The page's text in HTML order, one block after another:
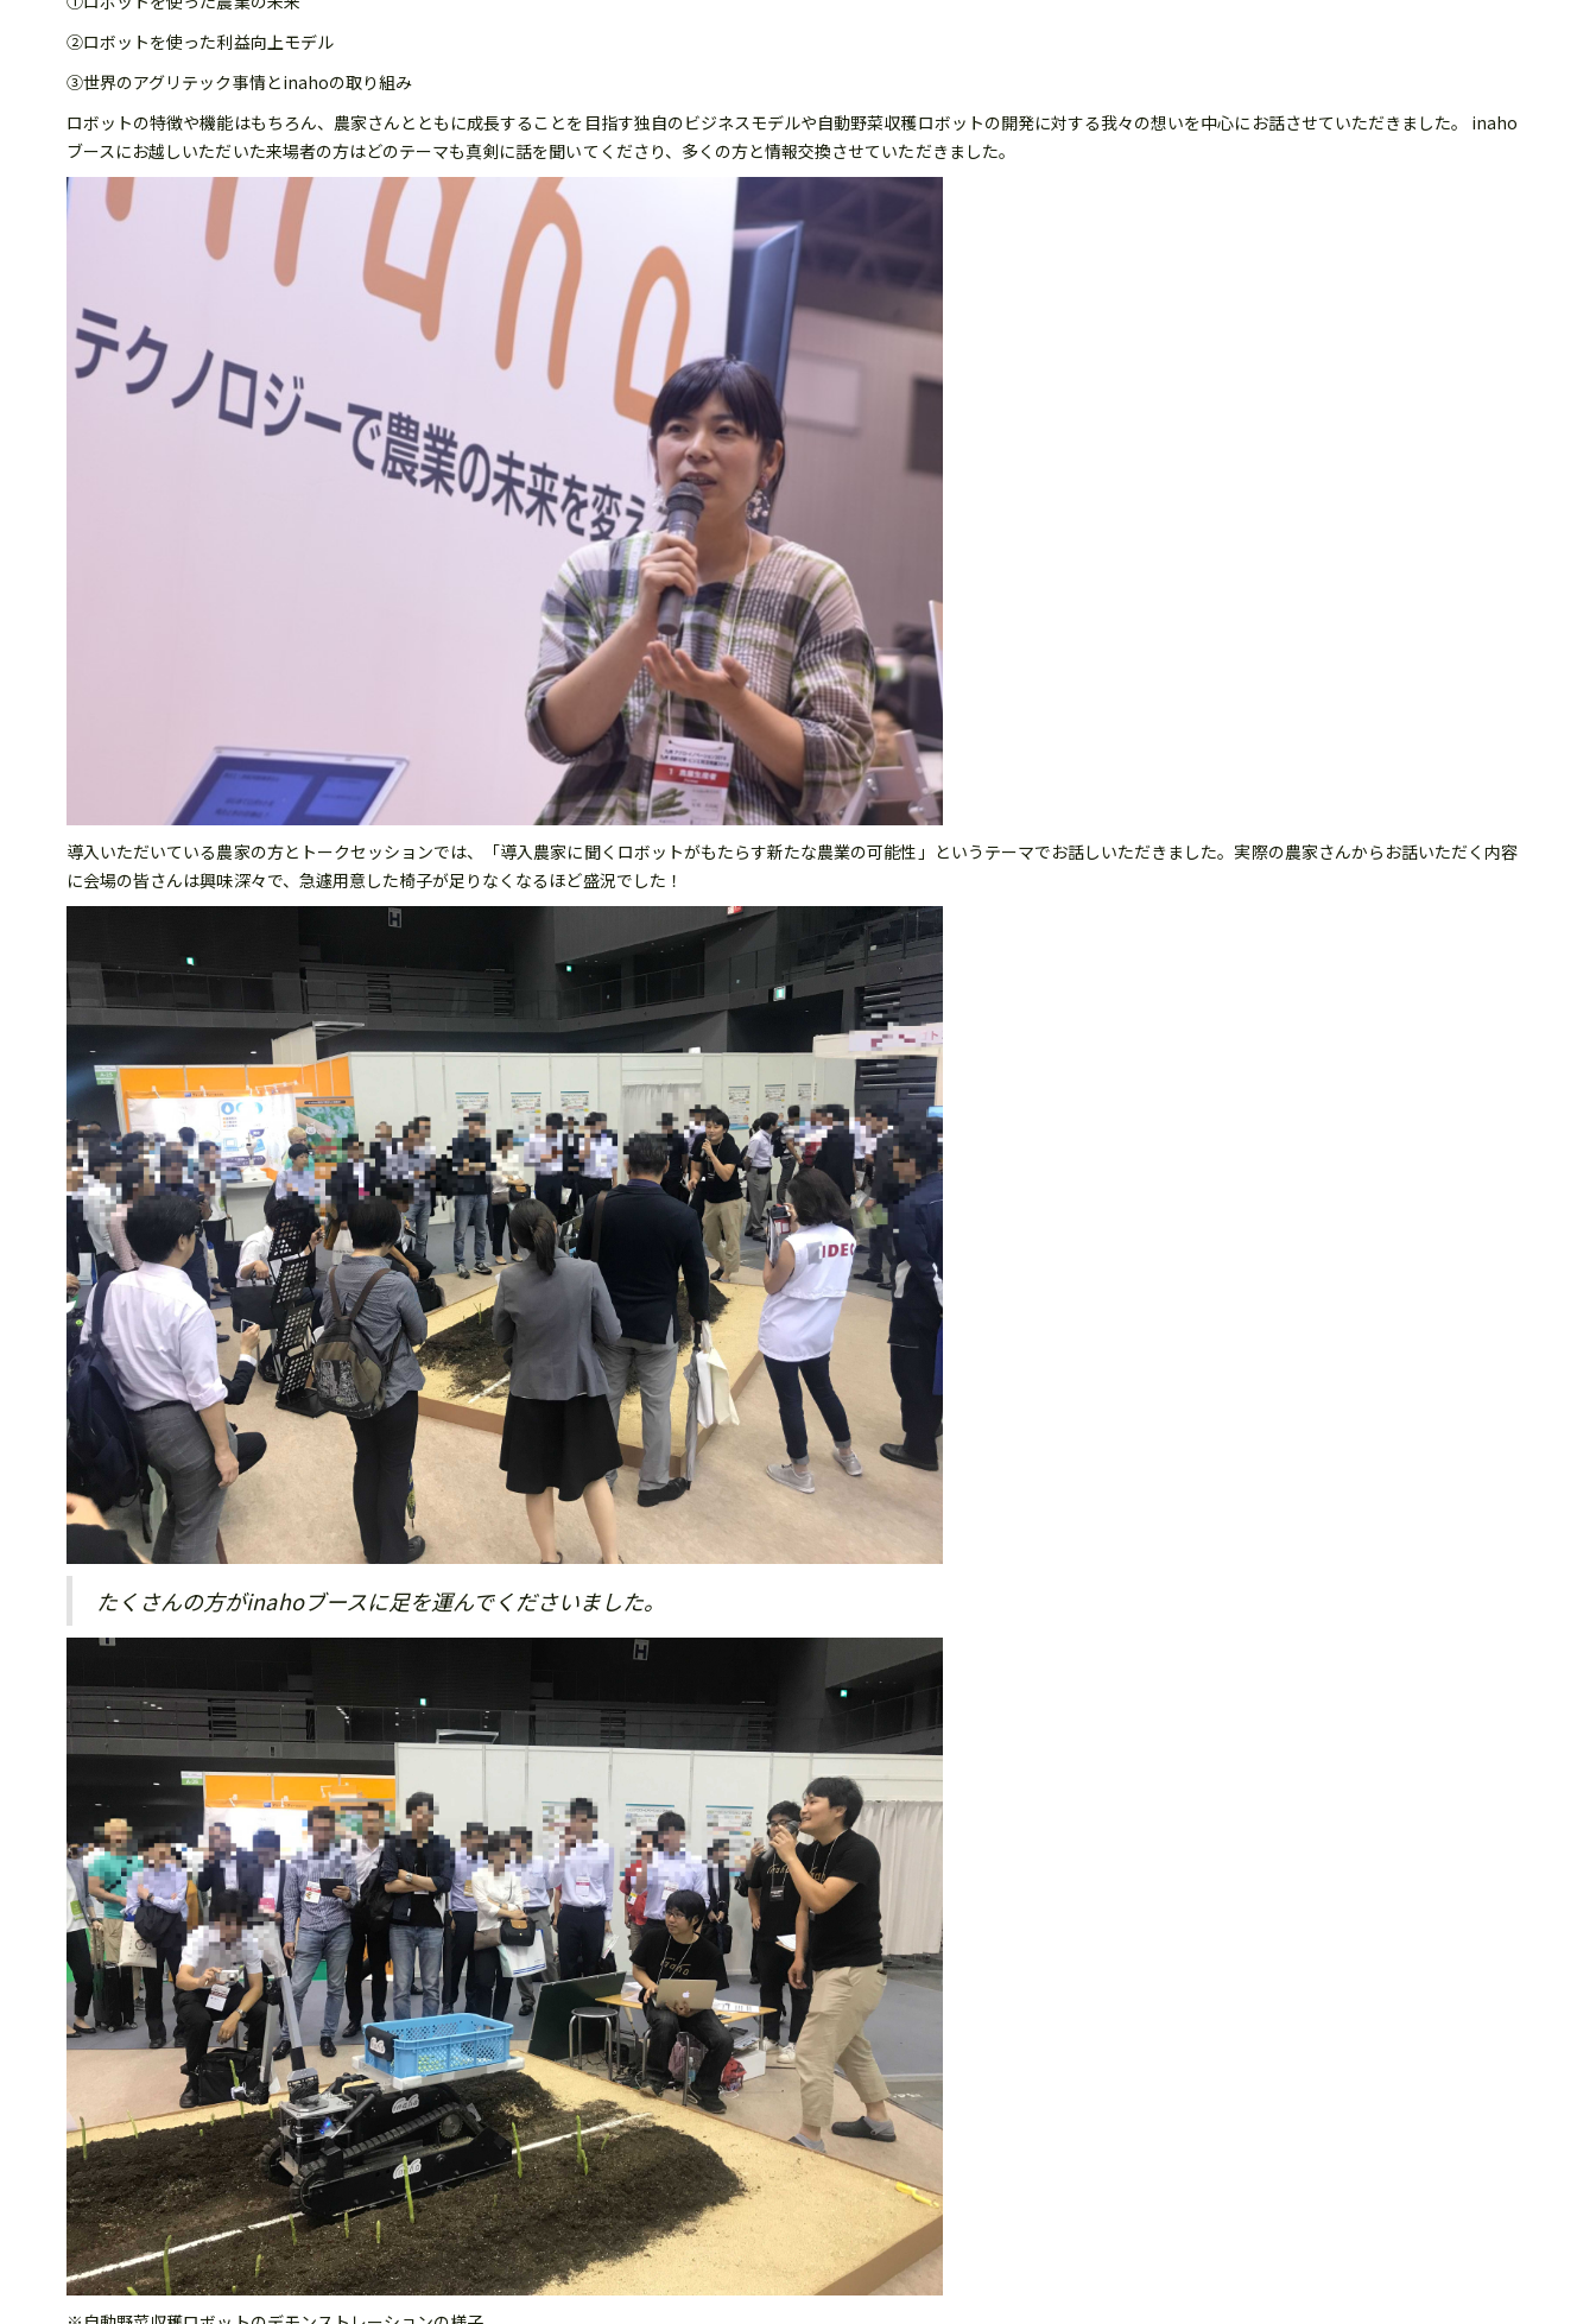
②ロボットを使った利益向上モデル
③世界のアグリテック事情とinahoの取り組み
ロボットの特徴や機能はもちろん、農家さんとともに成長することを目指す独自のビジネスモデルや自動野菜収穫ロボットの開発に対する我々の想いを中心にお話させていただきました。 inaho
ブースにお越しいただいた来場者の方はどのテーマも真剣に話を聞いてくださり、多くの方と情報交換させていただきました。
導入いただいている農家の方とトークセッションでは、「導入農家に聞くロボットがもたらす新たな農業の可能性」というテーマでお話しいただきました。実際の農家さんからお話いただく内容
に会場の皆さんは興味深々で、急遽用意した椅子が足りなくなるほど盛況でした！
たくさんの方がinahoブースに足を運んでくださいました。